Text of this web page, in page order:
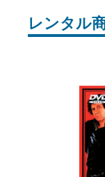
レンタル